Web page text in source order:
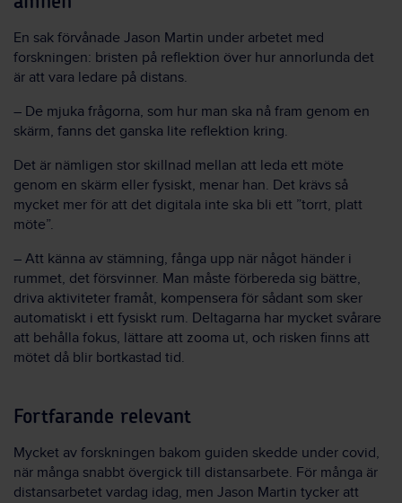
En sak förvånade Jason Martin under arbetet med
forskningen: bristen på reflektion över hur annorlunda det
är att vara ledare på distans.
– De mjuka frågorna, som hur man ska nå fram genom en
skärm, fanns det ganska lite reflektion kring.
Det är nämligen stor skillnad mellan att leda ett möte
genom en skärm eller fysiskt, menar han. Det krävs så
mycket mer för att det digitala inte ska bli ett ”torrt, platt
möte”.
– Att känna av stämning, fånga upp när något händer i
rummet, det försvinner. Man måste förbereda sig bättre,
driva aktiviteter framåt, kompensera för sådant som sker
automatiskt i ett fysiskt rum. Deltagarna har mycket svårare
att behålla fokus, lättare att zooma ut, och risken finns att
mötet då blir bortkastad tid.
Fortfarande relevant
Mycket av forskningen bakom guiden skedde under covid,
när många snabbt övergick till distansarbete. För många är
distansarbetet vardag idag, men Jason Martin tycker att